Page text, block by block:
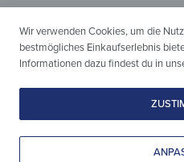
Wir verwenden Cookies, um die
bestmögliches Einkaufserlebnis
Informationen dazu findest du in